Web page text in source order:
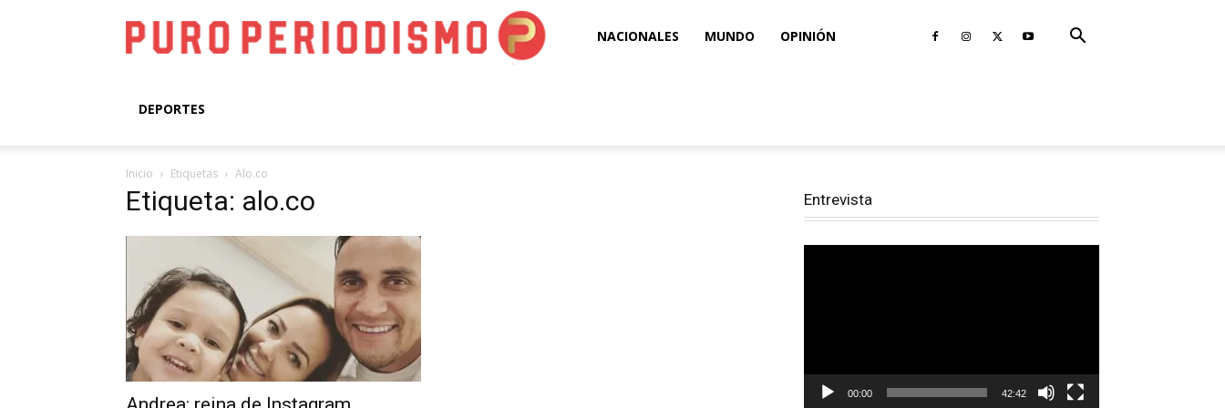
Puro NACIONALES MUNDO OPINIÓN
DEPORTES
Inicio Etiquetas Alo.co
Etiqueta: alo.co Entrevista
00:00 42:42